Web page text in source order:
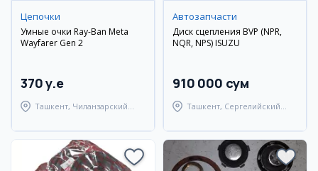
Цепочки
Умные очки Ray-Ban Meta
Wayfarer Gen 2
370 y.e
Ташкент, Чиланзарский
Автозапчасти
Диск сцепления BVP (NPR,
NQR, NPS) ISUZU
910 000 сум
Ташкент, Сергелийский